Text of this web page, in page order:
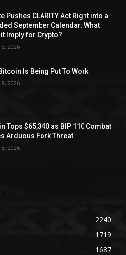
Pushes CLARITY Act Right into a
September Calendar: What
it Imply for Crypto?
8, 2026
Is Being Put To Work
8, 2026
Tops $65,340 as BIP 110 Combat
Arduous Fork Threat
8, 2026
2240
1719
1687